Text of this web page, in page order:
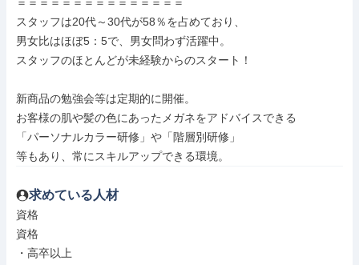
スタッフは20代～30代が58％を占めており、
男女比はほぼ5：5で、男女問わず活躍中。
スタッフのほとんどが未経験からのスタート！
新商品の勉強会等は定期的に開催。
お客様の肌や髪の色にあったメガネをアドバイスできる
「パーソナルカラー研修」や「階層別研修」
等もあり、常にスキルアップできる環境。
求めている人材
資格
資格
・高卒以上